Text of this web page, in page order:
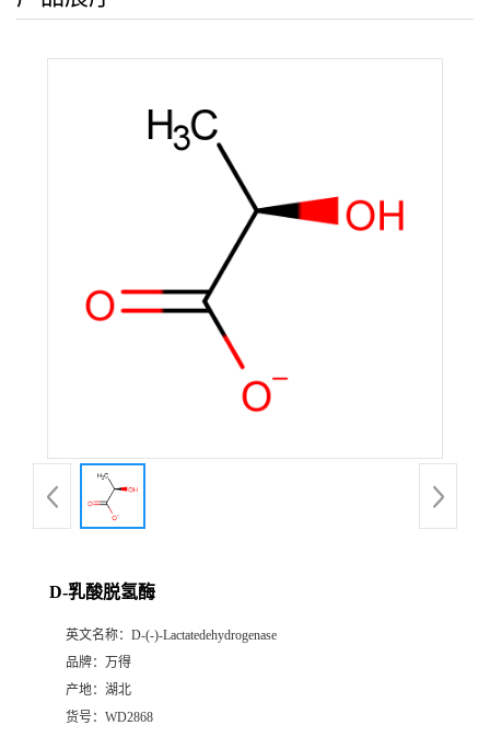
D-乳酸脱氢酶
英文名称： D-(-)-Lactatedehydrogenase
品牌： 万得
产地： 湖北
货号： WD2868